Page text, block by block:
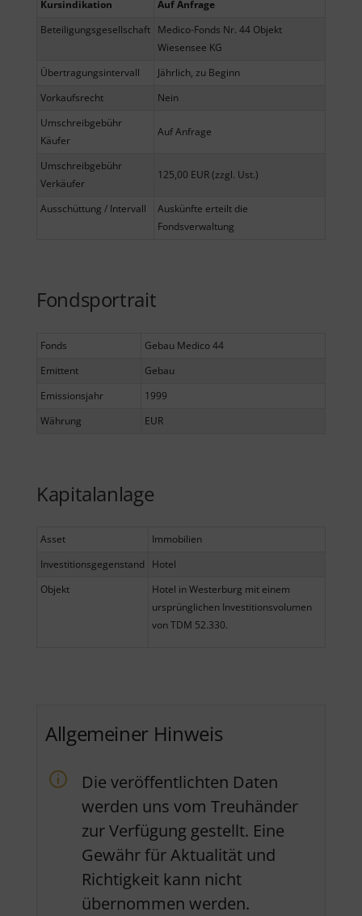
Kursindikation
Auf Anfrage
Beteiligungsgesellschaft Medico-Fonds Nr. 44 Objekt
Wiesensee KG
Übertragungsintervall
Jährlich, zu Beginn
Vorkaufsrecht
Nein
Umschreibgebühr
Käufer
Auf Anfrage
Umschreibgebühr
Verkäufer
125,00 EUR (zzgl. Ust.)
Ausschüttung / Intervall
Auskünfte erteilt die
Fondsverwaltung
Fondsportrait
Fonds
Gebau Medico 44
Emittent
Gebau
Emissionsjahr
1999
Währung
EUR
Kapitalanlage
Asset
Immobilien
Investitionsgegenstand
Hotel
Objekt
Hotel in Westerburg mit einem
ursprünglichen Investitionsvolumen
von TDM 52.330.
Allgemeiner Hinweis
Die veröffentlichten Daten
werden uns vom Treuhänder
zur Verfügung gestellt. Eine
Gewähr für Aktualität und
Richtigkeit kann nicht
übernommen werden.